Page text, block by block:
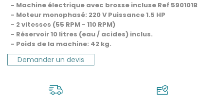
- Machine électrique avec brosse incluse Ref 590101B
- Moteur monophasé: 220 V Puissance 1.5 HP
- 2 vitesses (55 RPM - 110 RPM)
- Réservoir 10 litres (eau / acides) inclus.
- Poids de la machine: 42 kg.
Demander un devis